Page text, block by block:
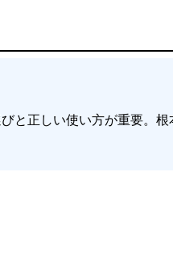
と正しい使い方が重要。